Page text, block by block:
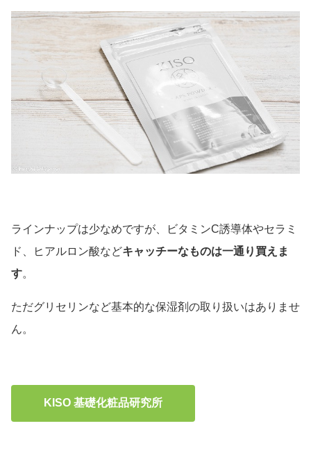
ラインナップは少なめですが、ビタミンC誘導体やセラミ
ド、ヒアルロン酸などキャッチーなものは一通り買えま
す。
ただグリセリンなど基本的な保湿剤の取り扱いはありませ
ん。
KISO 基礎化粧品研究所